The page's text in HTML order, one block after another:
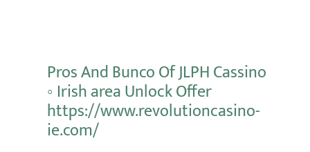
Pros And Bunco Of JLPH Cassino
◦ Irish area Unlock Offer
https://www.revolutioncasino-
ie.com/